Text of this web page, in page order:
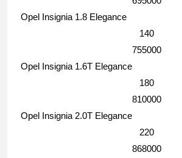
Opel Insignia 1.8 Elegance
140
755000
Opel Insignia 1.6T Elegance
180
810000
Opel Insignia 2.0T Elegance
220
868000